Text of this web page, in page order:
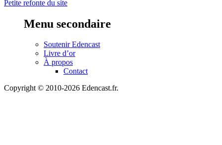
Petite refonte du site
Menu secondaire
Soutenir Edencast
Livre d’or
À propos
Contact
Copyright © 2010-2026 Edencast.fr.